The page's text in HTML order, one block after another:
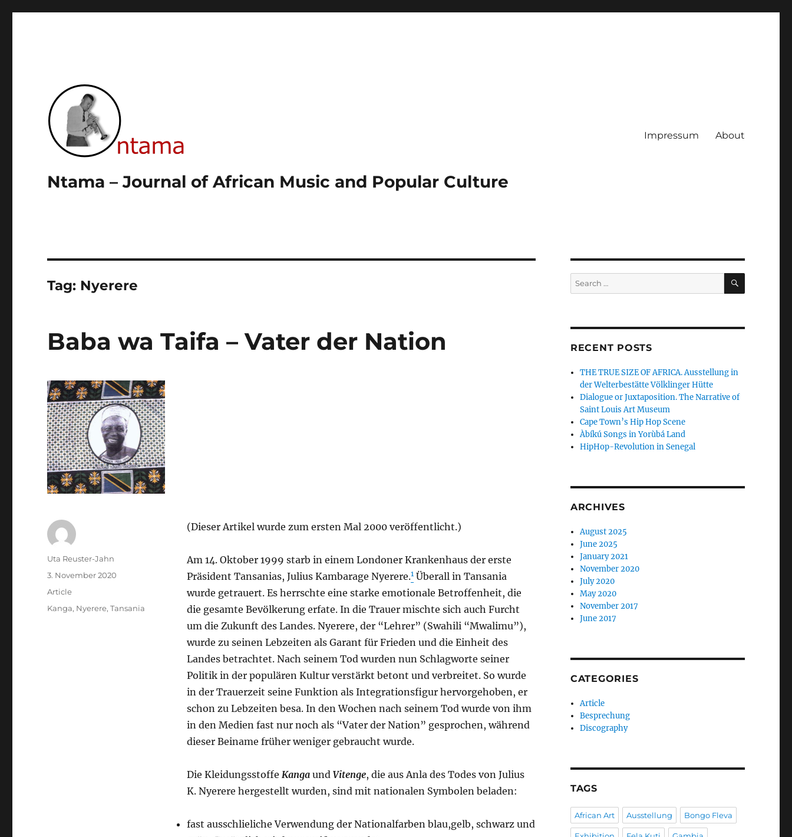
Ntama – Journal of African Music and Popular Culture
Impressum About
Tag: Nyerere
Baba wa Taifa – Vater der Nation
(Dieser Artikel wurde zum ersten Mal 2000 veröffentlicht.)
Am 14. Oktober 1999 starb in einem Londoner Krankenhaus der erste
Präsident Tansanias, Julius Kambarage Nyerere.1Überall in Tansania
wurde getrauert. Es herrschte eine starke emotionale Betroffenheit, die
die gesamte Bevölkerung erfate. In die Trauer mischte sich auch Furcht
um die Zukunft des Landes. Nyerere, der “Lehrer” (Swahili “Mwalimu”),
wurde zu seinen Lebzeiten als Garant für Frieden und die Einheit des
Landes betrachtet. Nach seinem Tod wurden nun Schlagworte seiner
Politik in der populären Kultur verstärkt betont und verbreitet. So wurde
in der Trauerzeit seine Funktion als Integrationsfigur hervorgehoben, er
schon zu Lebzeiten besa. In den Wochen nach seinem Tod wurde von ihm
in den Medien fast nur noch als “Vater der Nation” gesprochen, während
dieser Beiname früher weniger gebraucht wurde.
Die Kleidungsstoffe Kangaund Vitenge, die aus Anla des Todes von Julius
K. Nyerere hergestellt wurden, sind mit nationalen Symbolen beladen:
fast ausschlieliche Verwendung der Nationalfarben blau,gelb, schwarz und
Author
Uta Reuster-Jahn
Posted
3. November 2020
Categories
Article
Tags
Kanga, Nyerere,Tansania
Search
for:
SEARCH
RECENT POSTS
THE TRUE SIZE OF AFRICA. Ausstellung in
der Welterbestätte Völklinger Hütte
Dialogue or Juxtaposition. The Narrative of
Saint Louis Art Museum
Cape Town’s Hip Hop Scene
Àbíkú Songs in Yorùbá Land
HipHop-Revolution in Senegal
ARCHIVES
August 2025
June 2025
January 2021
November 2020
July 2020
May 2020
November 2017
June 2017
CATEGORIES
Article
Besprechung
Discography
TAGS
African Art Ausstellung Bongo Fleva